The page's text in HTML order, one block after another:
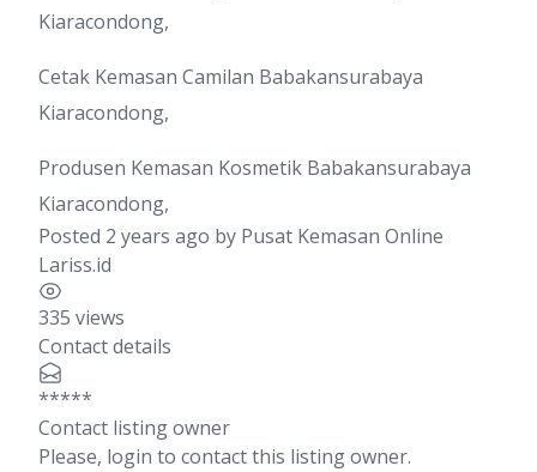
Kiaracondong,
Cetak Kemasan Camilan Babakansurabaya
Kiaracondong,
Produsen Kemasan Kosmetik Babakansurabaya
Kiaracondong,
Posted 2 years ago by Pusat Kemasan Online
Lariss.id
335 views
Contact details
*****
Contact listing owner
Please, login to contact this listing owner.